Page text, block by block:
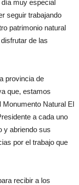
muy especial
seguir trabajando
patrimonio natural
de las
provincia de
que, estamos
Monumento Natural El
a cada uno
y abriendo sus
por el trabajo que
recibir a los